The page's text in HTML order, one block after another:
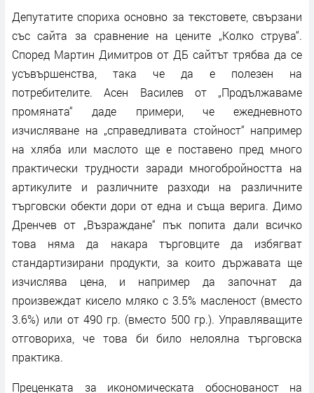
Депутатите спориха основно за текстовете, свързани
със сайта за сравнение на цените „Колко струва“.
Според Мартин Димитров от ДБ сайтът трябва да се
усъвършенства, така че да е полезен на
потребителите. Асен Василев от „Продължаваме
промяната“ даде примери, че ежедневното
изчисляване на „справедливата стойност“ например
на хляба или маслото ще е поставено пред много
практически трудности заради многобройността на
артикулите и различните разходи на различните
търговски обекти дори от една и съща верига. Димо
Дренчев от „Възраждане“ пък попита дали всичко
това няма да накара търговците да избягват
стандартизирани продукти, за които държавата ще
изчислява цена, и например да започнат да
произвеждат кисело мляко с 3.5% масленост (вместо
3.6%) или от 490 гр. (вместо 500 гр.). Управляващите
отговориха, че това би било нелоялна търговска
практика.
Преценката за икономическата обоснованост на